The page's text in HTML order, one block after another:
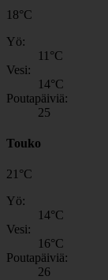
18°C
Yö:
11 °C
Vesi:
14°C
Poutapäiviä:
25
Touko
21°C
Yö:
14°C
Vesi:
16°C
Poutapäiviä:
26